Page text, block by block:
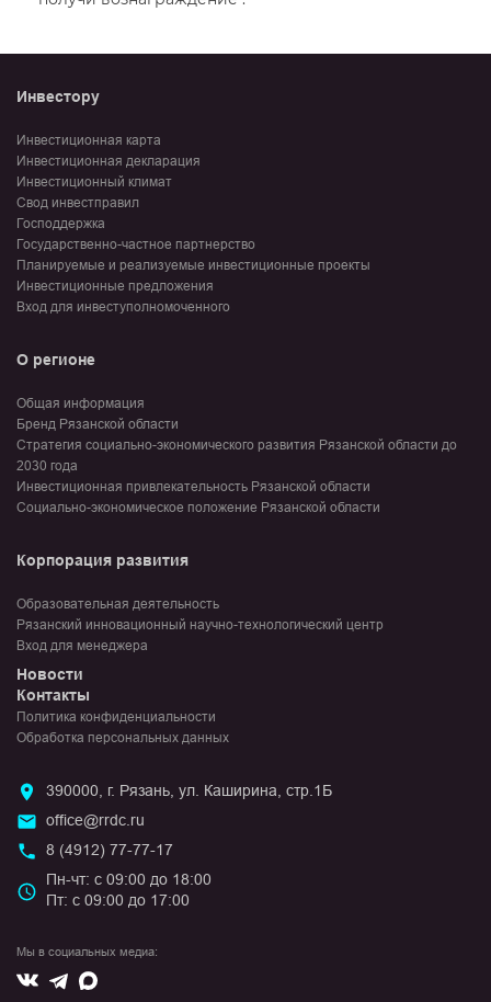
Инвестору
Инвестиционная карта
Инвестиционная декларация
Инвестиционный климат
Свод инвестправил
Господдержка
Государственно-частное партнерство
Планируемые и реализуемые инвестиционные проекты
Инвестиционные предложения
Вход для инвеступолномоченного
О регионе
Общая информация
Бренд Рязанской области
Стратегия социально-экономического развития Рязанской области до
2030 года
Инвестиционная привлекательность Рязанской области
Социально-экономическое положение Рязанской области
Корпорация развития
Образовательная деятельность
Рязанский инновационный научно-технологический центр
Вход для менеджера
Новости
Контакты
Политика конфиденциальности
Обработка персональных данных
390000, г. Рязань, ул. Каширина, стр.1Б
office@rrdc.ru
8 (4912) 77-77-17
Пн-чт: с 09:00 до 18:00
Пт: с 09:00 до 17:00
Мы в социальных медиа:
Вконтакте
Telegram
Max